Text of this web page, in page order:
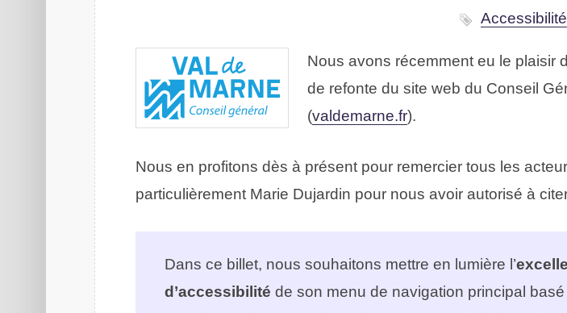
Accessibilité
Nous avons récemment eu le plaisir
de refonte du site web du Conseil
(valdemarne.fr).
Nous en profitons dès à présent pour remercier tous les
particulièrement Marie Dujardin pour nous avoir autorisé à
Dans ce billet, nous souhaitons mettre en lumière l’
d’accessibilité de son menu de navigation principal